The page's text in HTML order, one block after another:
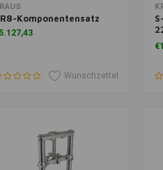
Warenkorb hinzufügen
Komponentensatz
Wunschzettel